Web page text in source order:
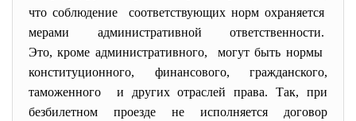
что соблюдение соответствующих норм охраняется
мерами административной ответственности.
Это, кроме административного, могут быть нормы
конституционного, финансового, гражданского,
таможенного и других отраслей права. Так, при
безбилетном проезде не исполняется договор